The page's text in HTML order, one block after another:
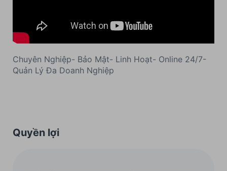
Chuyên Nghiệp- Bảo Mật- Linh Hoạt- Online 24/7-
Quản Lý Đa Doanh Nghiệp
Quyền lợi